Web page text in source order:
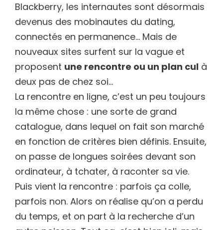
Blackberry, les internautes sont désormais
devenus des mobinautes du dating,
connectés en permanence… Mais de
nouveaux sites surfent sur la vague et
proposent une rencontre ou un plan cul à
deux pas de chez soi…
La rencontre en ligne, c’est un peu toujours
la même chose : une sorte de grand
catalogue, dans lequel on fait son marché
en fonction de critères bien définis. Ensuite,
on passe de longues soirées devant son
ordinateur, à tchater, à raconter sa vie.
Puis vient la rencontre : parfois ça colle,
parfois non. Alors on réalise qu’on a perdu
du temps, et on part à la recherche d’un